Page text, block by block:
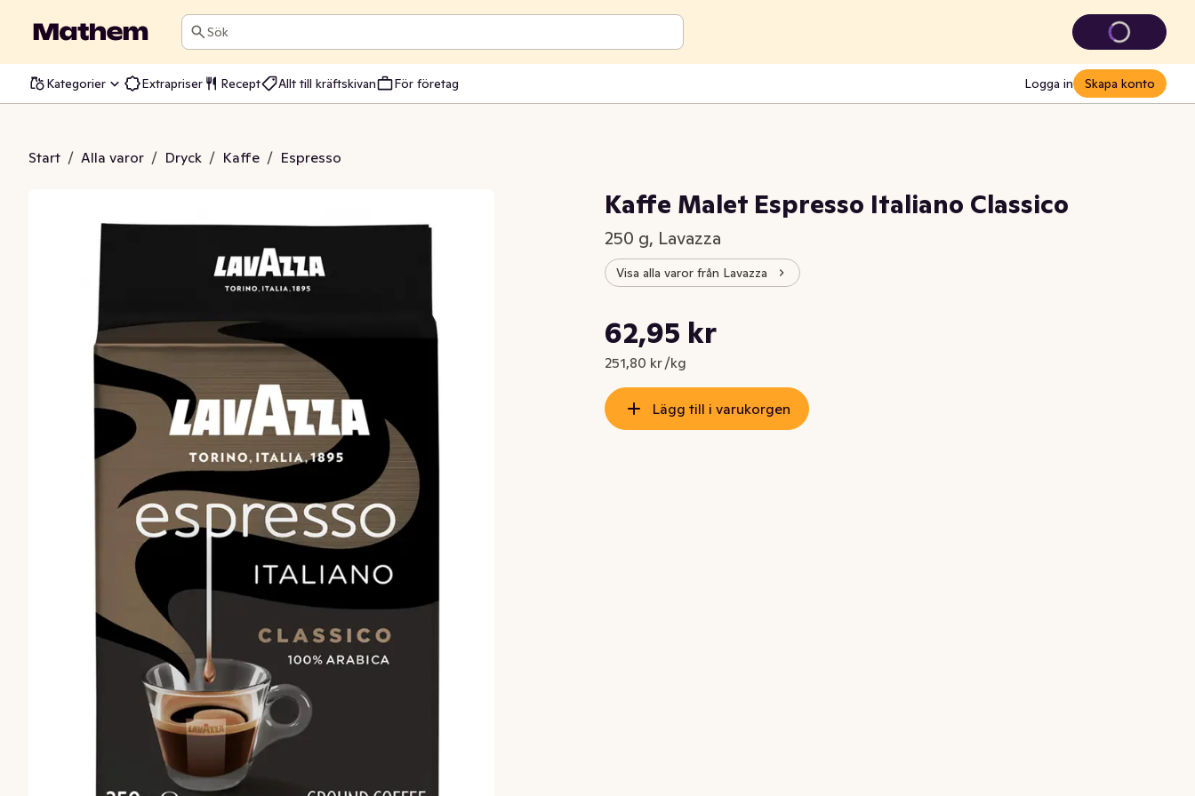
Sök
Kategorier Extrapriser Recept Allt till kräftskivan För företag Logga in Skapa konto
Start / Alla varor / Dryck / Kaffe / Espresso
Italiano Classico
Kaffe Malet Espresso Italiano Classico
250 g, Lavazza
Visa alla varor från Lavazza
Nuvarande pris är: 62,95 kr
62,95 kr
251,80 kr /kg
Styckpris: 251,80 kr /kg
Lägg till i varukorgen